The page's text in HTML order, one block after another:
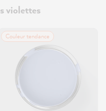
violettes
Couleur tendance